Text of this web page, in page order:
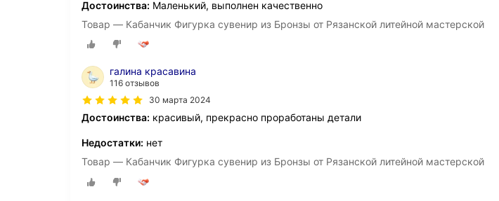
Достоинства: Маленький, выполнен качественно
Товар — Кабанчик Фигурка сувенир из Бронзы от Рязанской литейной мастерской
галина красавина
116 отзывов
30 марта 2024
Достоинства: красивый, прекрасно проработаны детали
Недостатки: нет
Товар — Кабанчик Фигурка сувенир из Бронзы от Рязанской литейной мастерской